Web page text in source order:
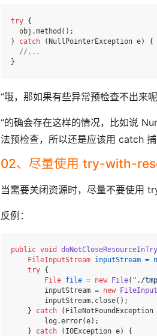
try {
  obj.method();
} catch (NullPointerException e) {
//...
“哦，那如果有些异常预检查不出来呢
“的确会存在这样的情况，比如说
法预检查，所以还是应该用 catch 捕
02、尽量使用 try-with-
当需要关闭资源时，尽量不要使用
反例：
public void doNotCloseResourceInTry
FileInputStream inputStream =
try {
File file = new File( "./
        inputStream =
new
        inputStream.close();
    }
catch
        log.error(e);
    }
catch (IOException e) {